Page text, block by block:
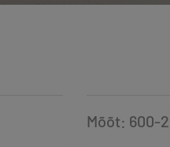
Mõõt: 600-